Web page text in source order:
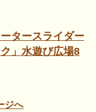
タースライダー
」水遊び広場8
ジへ